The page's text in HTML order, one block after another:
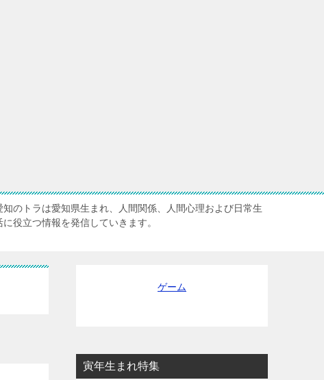
知のトラは愛知県生まれ、人間関係、人間心理および日常生
に役立つ情報を発信していきます。
ゲーム
寅年生まれ特集